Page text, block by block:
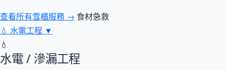
查看所有雪櫃服務 → 食材急救
💧 水電工程 ▼
💧
水電 / 滲漏工程